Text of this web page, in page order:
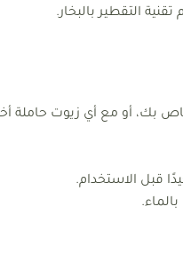
التقطير بالبخار.
بك، أو مع أي زيوت حاملة
قبل الاستخدام.